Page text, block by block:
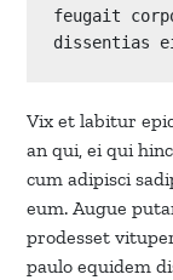
feugait
dissentias
Vix et labitur
an qui, ei qui
cum adipisci
eum. Augue
prodesset
paulo equidem